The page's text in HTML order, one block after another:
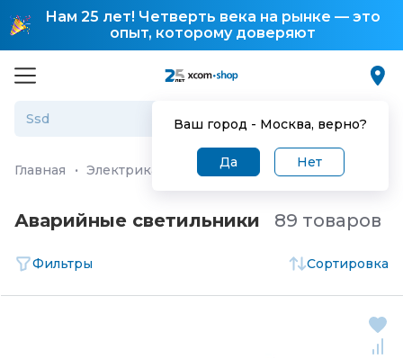
Нам 25 лет! Четверть века на рынке — это
опыт, которому доверяют
Ваш город - Москва, верно?
Да Нет
Главная · Электрика и системы электропитания
Аварийные светильники 89 товаров
Фильтры Сортировка